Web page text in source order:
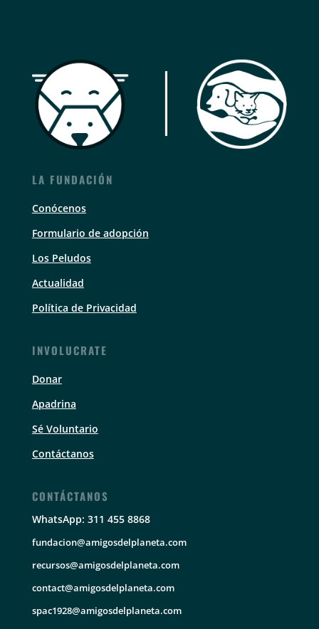
LA FUNDACIÓN
Conócenos
Formulario de adopción
Los Peludos
Actualidad
Política de Privacidad
INVOLUCRATE
Donar
Apadrina
Sé Voluntario
Contáctanos
CONTÁCTANOS
WhatsApp: 311 455 8868
fundacion@amigosdelplaneta.com
recursos@amigosdelplaneta.com
contact@amigosdelplaneta.com
spac1928@amigosdelplaneta.com